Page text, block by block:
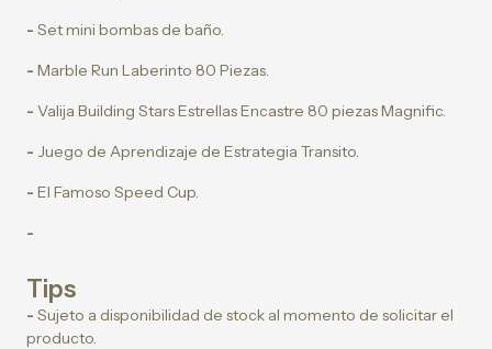
- Set mini bombas de baño.
- Marble Run Laberinto 80 Piezas.
- Valija Building Stars Estrellas Encastre 80 piezas Magnific.
- Juego de Aprendizaje de Estrategia Transito.
- El Famoso Speed Cup.
-
Tips
- Sujeto a disponibilidad de stock al momento de solicitar el
producto.